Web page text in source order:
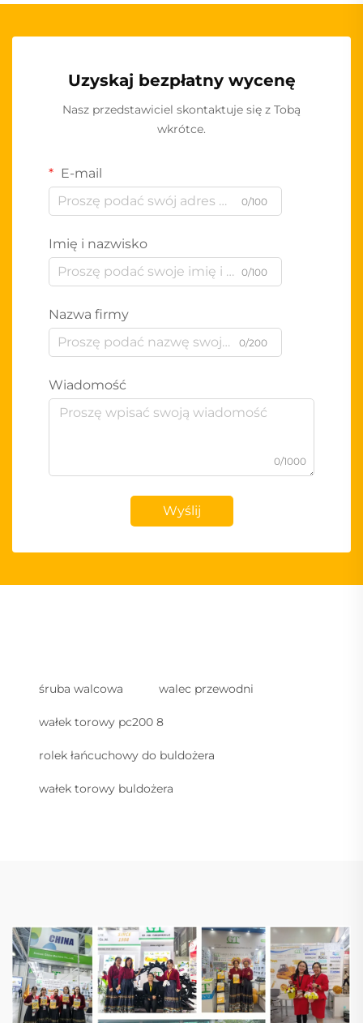
Uzyskaj bezpłatny wycenę
Nasz przedstawiciel skontaktuje się z Tobą
wkrótce.
E-mail
0/100
Imię i nazwisko
0/100
Nazwa firmy
0/200
Wiadomość
0/1000
Wyślij
śruba walcowa walec przewodni
wałek torowy pc200 8
rolek łańcuchowy do buldożera
wałek torowy buldożera